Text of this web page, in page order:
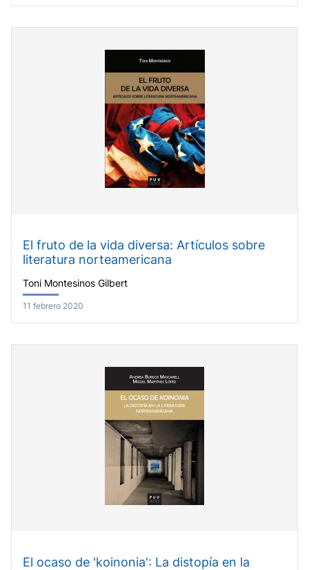
El fruto de la vida diversa: Artículos sobre
literatura norteamericana
Toni Montesinos Gilbert
11 febrero 2020
El ocaso de 'koinonia': La distopía en la